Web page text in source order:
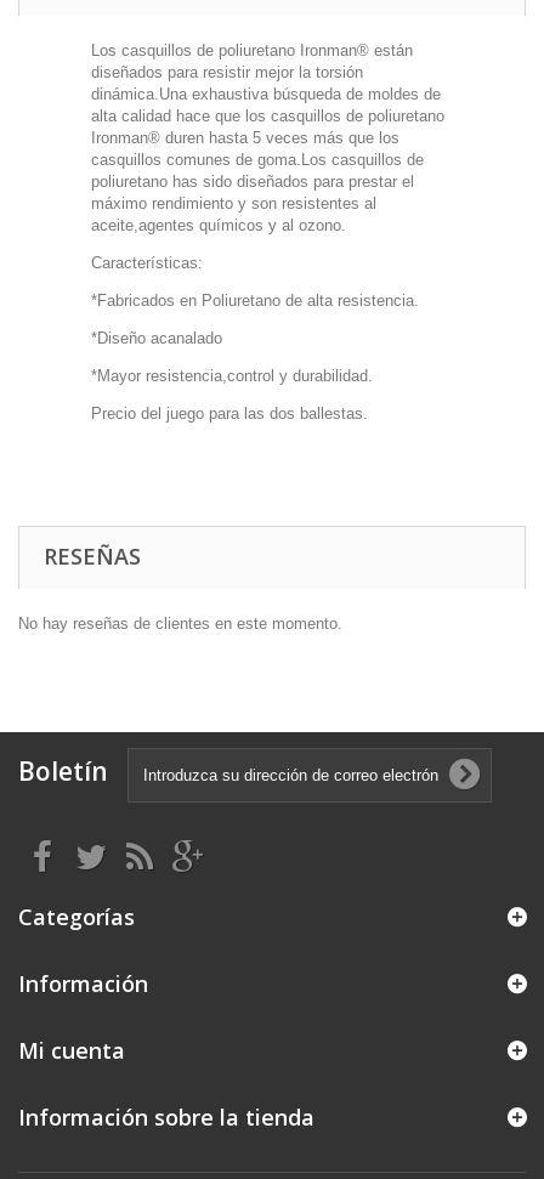
Los casquillos de poliuretano Ironman® están
diseñados para resistir mejor la torsión
dinámica.Una exhaustiva búsqueda de moldes de
alta calidad hace que los casquillos de poliuretano
Ironman® duren hasta 5 veces más que los
casquillos comunes de goma.Los casquillos de
poliuretano has sido diseñados para prestar el
máximo rendimiento y son resistentes al
aceite,agentes químicos y al ozono.
Características:
*Fabricados en Poliuretano de alta resistencia.
*Diseño acanalado
*Mayor resistencia,control y durabilidad.
Precio del juego para las dos ballestas.
RESEÑAS
No hay reseñas de clientes en este momento.
Boletín
Categorías
Información
Mi cuenta
Información sobre la tienda